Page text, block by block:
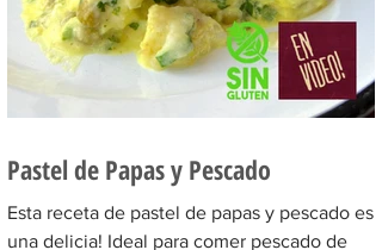
Pastel de Papas y Pescado
Esta receta de pastel de papas y pescado es
una delicia! Ideal para comer pescado de